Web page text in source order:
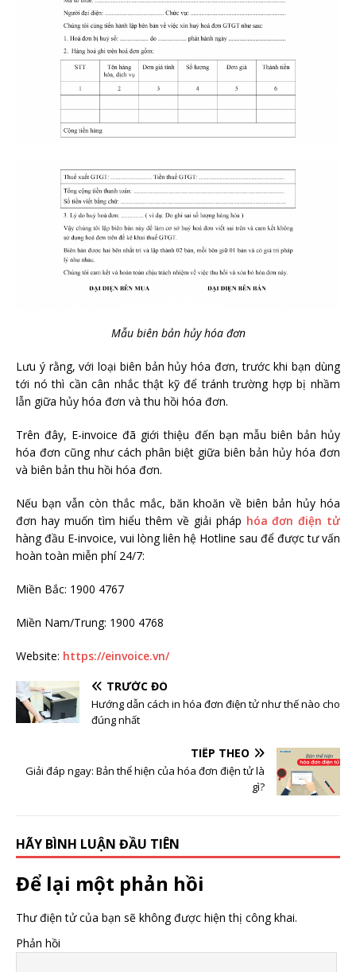
Mẫu biên bản hủy hóa đơn
Lưu ý rằng, với loại biên bản hủy hóa đơn, trước khi bạn dùng
tới nó thì cần cân nhắc thật kỹ để tránh trường hợp bị nhầm
lẫn giữa hủy hóa đơn và thu hồi hóa đơn.
Trên đây, E-invoice đã giới thiệu đến bạn mẫu biên bản hủy
hóa đơn cũng như cách phân biệt giữa biên bản hủy hóa đơn
và biên bản thu hồi hóa đơn.
Nếu bạn vẫn còn thắc mắc, băn khoăn về biên bản hủy hóa
đơn hay muốn tìm hiểu thêm về giải pháp hóa đơn điện tử
hàng đầu E-invoice, vui lòng liên hệ Hotline sau để được tư vấn
hoàn toàn miễn phí 24/7:
Miền Bắc: 1900 4767
Miền Nam/Trung: 1900 4768
Website: https://einvoice.vn/
TRƯỚC ĐÓ
Hướng dẫn cách in hóa đơn điện tử như thế nào cho
đúng nhất
TIẾP THEO
Giải đáp ngay: Bản thể hiện của hóa đơn điện tử là
gì?
HÃY BÌNH LUẬN ĐẦU TIÊN
Để lại một phản hồi
Thư điện tử của bạn sẽ không được hiện thị công khai.
Phản hồi